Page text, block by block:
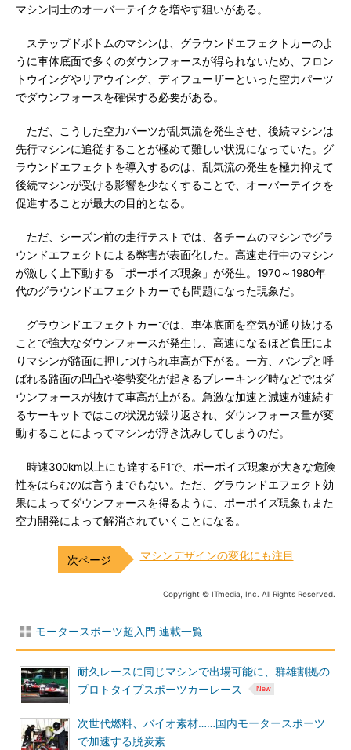
マシン同士のオーバーテイクを増やす狙いがある。
ステップドボトムのマシンは、グラウンドエフェクトカーのよ
うに車体底面で多くのダウンフォースが得られないため、フロン
トウイングやリアウイング、ディフューザーといった空力パーツ
でダウンフォースを確保する必要がある。
ただ、こうした空力パーツが乱気流を発生させ、後続マシンは
先行マシンに追従することが極めて難しい状況になっていた。グ
ラウンドエフェクトを導入するのは、乱気流の発生を極力抑えて
後続マシンが受ける影響を少なくすることで、オーバーテイクを
促進することが最大の目的となる。
ただ、シーズン前の走行テストでは、各チームのマシンでグラ
ウンドエフェクトによる弊害が表面化した。高速走行中のマシン
が激しく上下動する「ポーポイズ現象」が発生。1970～1980年
代のグラウンドエフェクトカーでも問題になった現象だ。
グラウンドエフェクトカーでは、車体底面を空気が通り抜ける
ことで強大なダウンフォースが発生し、高速になるほど負圧によ
りマシンが路面に押しつけられ車高が下がる。一方、バンプと呼
ばれる路面の凹凸や姿勢変化が起きるブレーキング時などではダ
ウンフォースが抜けて車高が上がる。急激な加速と減速が連続す
るサーキットではこの状況が繰り返され、ダウンフォース量が変
動することによってマシンが浮き沈みしてしまうのだ。
時速300km以上にも達するF1で、ポーポイズ現象が大きな危険
性をはらむのは言うまでもない。ただ、グラウンドエフェクト効
果によってダウンフォースを得るように、ポーポイズ現象もまた
空力開発によって解消されていくことになる。
マシンデザインの変化にも注目
Copyright © ITmedia, Inc. All Rights Reserved.
モータースポーツ超入門 連載一覧
耐久レースに同じマシンで出場可能に、群雄割拠の
プロトタイプスポーツカーレース
次世代燃料、バイオ素材……国内モータースポーツ
で加速する脱炭素